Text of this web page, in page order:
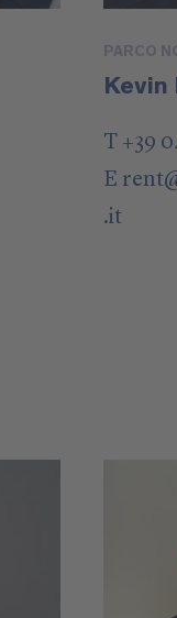
PARCO
Kevin
T +39
E rent
.it